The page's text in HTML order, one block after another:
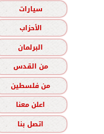
سيارات
الأحزاب
البرلمان
من القدس
من فلسطين
اعلن معنا
اتصل بنا